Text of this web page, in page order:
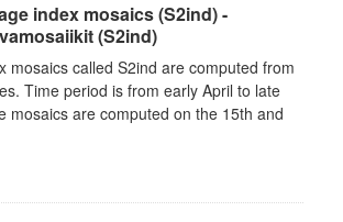
index mosaics (S2ind) -
(S2ind)
mosaics called S2ind are computed from
Time period is from early April to late
mosaics are computed on the 15th and